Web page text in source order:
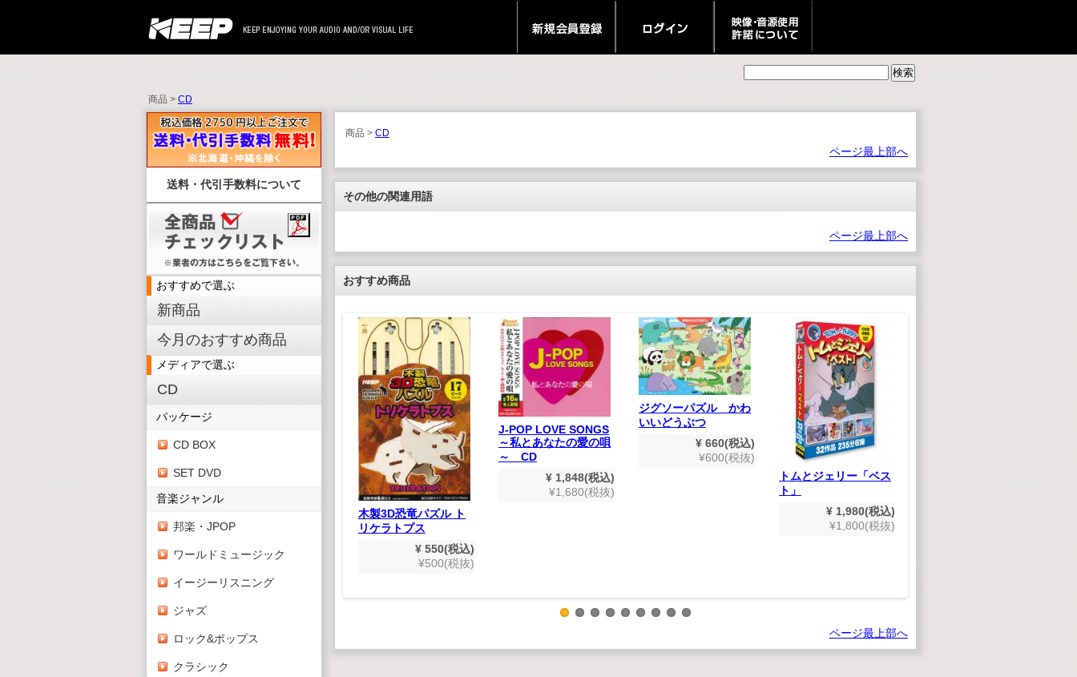
商品 >CD
送料・代引手数料について
おすすめで選ぶ
新商品
今月のおすすめ商品
メディアで選ぶ
CD
パッケージ
CD BOX
SET DVD
音楽ジャンル
邦楽・JPOP
ワールドミュージック
イージーリスニング
ジャズ
ロック&ポップス
クラシック
商品 > CD
ページ最上部へ
その他の関連用語
ページ最上部へ
おすすめ商品
ズル ブ
税込)
税抜)
木製3D恐竜パズル ス
テゴサウルス
¥ 550(税込)
¥500(税抜)
¥ 9,900(税込)
¥9,000(税抜)
木製3D恐竜パズル ト
リケラトプス
¥ 550(税込)
¥500(税抜)
J-POP LOVE SONGS
～私とあなたの愛の唄
～ CD
¥ 1,848(税込)
¥1,680(税抜)
ジグソーパズル かわ
いいどうぶつ
¥ 660(税込)
¥600(税抜)
トムとジェリー「ベス
ト」
¥ 1,980(税込)
¥1,800(税抜)
のりものだいすき
¥ 1,980(税込)
¥1,800(税抜)
ど
ページ最上部へ